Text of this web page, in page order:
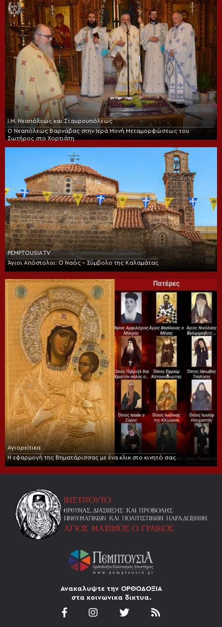
Ι.Μ. Νεαπόλεως και Σταυρουπόλεως
Ο Νεαπόλεως Βαρνάβας στην Ιερά Μονή Μεταμορφώσεως του
Σωτήρος στο Χορτιάτη
PEMPTOUSIA TV
Άγιοι Απόστολοι: Ο Ναός – Σύμβολο της Καλαμάτας
Αγιορείτικα
Η εφαρμογή της Βηματάρισσας με ένα κλικ στο κινητό σας
Ανακαλυψτε την ΟΡΘΟΔΟΞΙΑ
στα κοινωνικα δικτυα.